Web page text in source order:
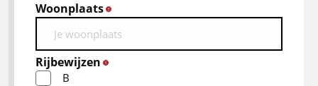
Woonplaats
Rijbewijzen
B